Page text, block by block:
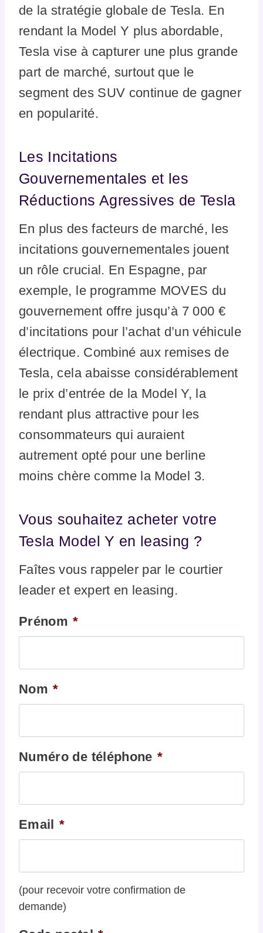
de la stratégie globale de Tesla. En
rendant la Model Y plus abordable,
Tesla vise à capturer une plus grande
part de marché, surtout que le
segment des SUV continue de gagner
en popularité.
Les Incitations
Gouvernementales et les
Réductions Agressives de Tesla
En plus des facteurs de marché, les
incitations gouvernementales jouent
un rôle crucial. En Espagne, par
exemple, le programme MOVES du
gouvernement offre jusqu’à 7 000 €
d’incitations pour l’achat d’un véhicule
électrique. Combiné aux remises de
Tesla, cela abaisse considérablement
le prix d’entrée de la Model Y, la
rendant plus attractive pour les
consommateurs qui auraient
autrement opté pour une berline
moins chère comme la Model 3.
Vous souhaitez acheter votre
Tesla Model Y en leasing ?
Faîtes vous rappeler par le courtier
leader et expert en leasing.
Prénom *
Nom *
Numéro de téléphone *
Email *
(pour recevoir votre confirmation de
demande)